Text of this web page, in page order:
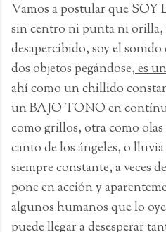
Vamos a postular que SOY
sin centro ni punta ni orilla,
desapercibido, soy el
dos objetos pegándose,es
ahícomo un chillido
un BAJO TONO en
como grillos, otra como
canto de los ángeles, o
siempre constante, a veces
pone en acción y
algunos humanos que lo
puede llegar a desesperar